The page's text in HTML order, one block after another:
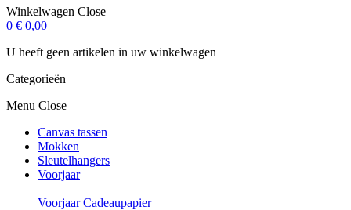
Winkelwagen Close
0 € 0,00
U heeft geen artikelen in uw winkelwagen
Categorieën
Menu Close
Canvas tassen
Mokken
Sleutelhangers
Voorjaar
Voorjaar Cadeaupapier